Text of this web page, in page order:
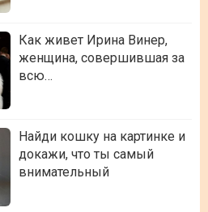
Как живет Ирина Винер,
женщина, совершившая за
всю…
Найди кошку на картинке и
докажи, что ты самый
внимательный